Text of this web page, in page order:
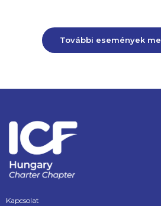
További események
Kapcsolat